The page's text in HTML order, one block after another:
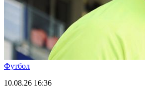
Футбол
10.08.26 16:36